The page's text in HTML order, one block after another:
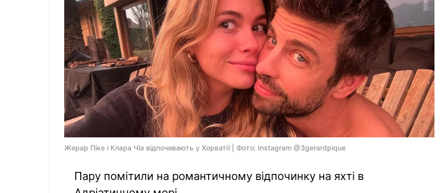
Жерар Піке і Клара Чіа відпочивають у Хорватії | Фото: Instagram @3gerardpique
Пару помітили на романтичному відпочинку на яхті в